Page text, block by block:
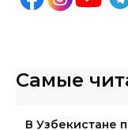
Самые
В Узбекистане